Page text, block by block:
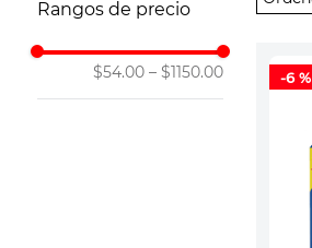
ARISTOCAPS
CRUDOX
E-400
FERDIER
Rangos de precio
$54.00 – $1150.00 -6 %
10. leche nan